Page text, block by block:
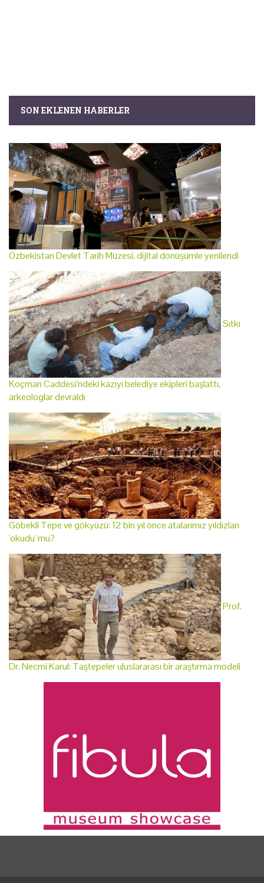
SON EKLENEN HABERLER
Özbekistan Devlet Tarih Müzesi, dijital dönüşümle yenilendi
Sıtkı
Koçman Caddesi'ndeki kazıyı belediye ekipleri başlattı,
arkeologlar devraldı
Göbekli Tepe ve gökyüzü: 12 bin yıl önce atalarımız yıldızları
'okudu' mu?
Prof.
Dr. Necmi Karul: Taştepeler uluslararası bir araştırma modeli